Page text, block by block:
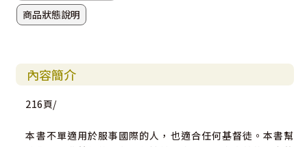
商品狀態說明
內容簡介
216頁/
本書不單適用於服事國際的人，也適合任何基督徒。本書幫